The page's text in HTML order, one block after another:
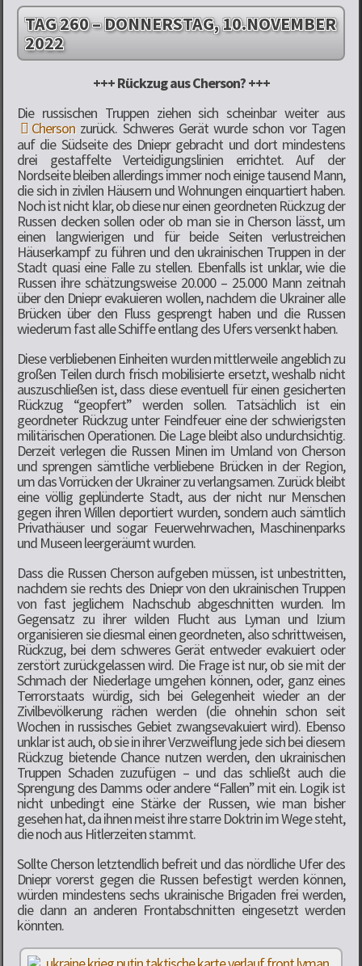
TAG 260 – DONNERSTAG, 10.NOVEMBER
2022
+++ Rückzug aus Cherson? +++
Die russischen Truppen ziehen sich scheinbar weiter aus
Chersonzurück. Schweres Gerät wurde schon vor Tagen
auf die Südseite des Dniepr gebracht und dort mindestens
drei gestaffelte Verteidigungslinien errichtet. Auf der
Nordseite bleiben allerdings immer noch einige tausend Mann,
die sich in zivilen Häusern und Wohnungen einquartiert haben.
Noch ist nicht klar, ob diese nur einen geordneten Rückzug der
Russen decken sollen oder ob man sie in Cherson lässt, um
einen langwierigen und für beide Seiten verlustreichen
Häuserkampf zu führen und den ukrainischen Truppen in der
Stadt quasi eine Falle zu stellen. Ebenfalls ist unklar, wie die
Russen ihre schätzungsweise 20.000 – 25.000 Mann zeitnah
über den Dniepr evakuieren wollen, nachdem die Ukrainer alle
Brücken über den Fluss gesprengt haben und die Russen
wiederum fast alle Schiffe entlang des Ufers versenkt haben.
Diese verbliebenen Einheiten wurden mittlerweile angeblich zu
großen Teilen durch frisch mobilisierte ersetzt, weshalb nicht
auszuschließen ist, dass diese eventuell für einen gesicherten
Rückzug “geopfert” werden sollen. Tatsächlich ist ein
geordneter Rückzug unter Feindfeuer eine der schwierigsten
militärischen Operationen. Die Lage bleibt also undurchsichtig.
Derzeit verlegen die Russen Minen im Umland von Cherson
und sprengen sämtliche verbliebene Brücken in der Region,
um das Vorrücken der Ukrainer zu verlangsamen. Zurück bleibt
eine völlig geplünderte Stadt, aus der nicht nur Menschen
gegen ihren Willen deportiert wurden, sondern auch sämtlich
Privathäuser und sogar Feuerwehrwachen, Maschinenparks
und Museen leergeräumt wurden.
Dass die Russen Cherson aufgeben müssen, ist unbestritten,
nachdem sie rechts des Dniepr von den ukrainischen Truppen
von fast jeglichem Nachschub abgeschnitten wurden. Im
Gegensatz zu ihrer wilden Flucht aus Lyman und Izium
organisieren sie diesmal einen geordneten, also schrittweisen,
Rückzug, bei dem schweres Gerät entweder evakuiert oder
zerstört zurückgelassen wird. Die Frage ist nur, ob sie mit der
Schmach der Niederlage umgehen können, oder, ganz eines
Terrorstaats würdig, sich bei Gelegenheit wieder an der
Zivilbevölkerung rächen werden (die ohnehin schon seit
Wochen in russisches Gebiet zwangsevakuiert wird). Ebenso
unklar ist auch, ob sie in ihrer Verzweiflung jede sich bei diesem
Rückzug bietende Chance nutzen werden, den ukrainischen
Truppen Schaden zuzufügen – und das schließt auch die
Sprengung des Damms oder andere “Fallen” mit ein. Logik ist
nicht unbedingt eine Stärke der Russen, wie man bisher
gesehen hat, da ihnen meist ihre starre Doktrin im Wege steht,
die noch aus Hitlerzeiten stammt.
Sollte Cherson letztendlich befreit und das nördliche Ufer des
Dniepr vorerst gegen die Russen befestigt werden können,
würden mindestens sechs ukrainische Brigaden frei werden,
die dann an anderen Frontabschnitten eingesetzt werden
könnten.